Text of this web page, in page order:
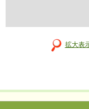
拡大表